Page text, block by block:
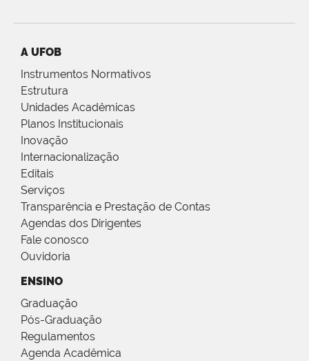
A UFOB
Instrumentos Normativos
Estrutura
Unidades Acadêmicas
Planos Institucionais
Inovação
Internacionalização
Editais
Serviços
Transparência e Prestação de Contas
Agendas dos Dirigentes
Fale conosco
Ouvidoria
ENSINO
Graduação
Pós-Graduação
Regulamentos
Agenda Acadêmica